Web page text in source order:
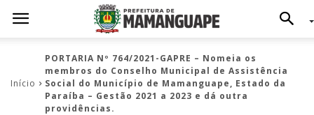
Início
PORTARIA Nº 764/2021-GAPRE – Nomeia os
membros do Conselho Municipal de Assistência
Social do Município de Mamanguape, Estado da
Paraíba – Gestão 2021 a 2023 e dá outra
providências.